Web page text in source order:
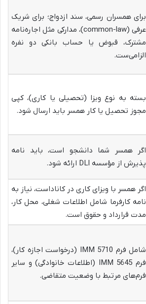
برای همسران رسمی، سند ازدواج؛ برای شریک
عرفی (common-law)، مدارکی مثل اجاره‌نامه
مشترک، قبوض یا حساب بانکی دو نفره
الزامی‌ست.
بسته به نوع ویزا (تحصیلی یا کاری)، کپی
مجوز تحصیل یا کار همسر باید ارسال شود.
اگر همسر شما دانشجو است، باید نامه
پذیرش از مؤسسه DLI ارائه شود.
اگر همسر با ویزای کاری در کاناداست، نیاز به
نامه کارفرما شامل اطلاعات شغلی، محل کار،
مدت قرارداد و حقوق است.
شامل فرم IMM 5710 (درخواست اجازه کار)،
فرم IMM 5645 (اطلاعات خانوادگی) و سایر
فرم‌های مرتبط با وضعیت متقاضی.